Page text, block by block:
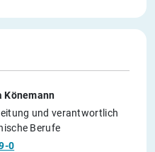
Könemann
und verantwortlich
Berufe
0